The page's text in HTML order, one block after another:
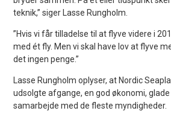
teknik,” siger Lasse Rungholm.
”Hvis vi får tilladelse til at flyve videre i
med ét fly. Men vi skal have lov at flyve
det ingen penge.”
Lasse Rungholm oplyser, at Nordic
udsolgte afgange, en god økonomi,
samarbejde med de fleste myndigheder.